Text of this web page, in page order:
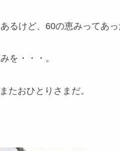
るけど、60の恵みってあっ
を・・・。
たおひとりさまだ。